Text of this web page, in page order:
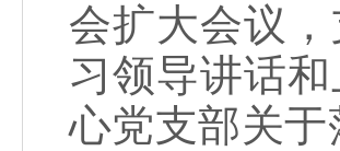
会扩大会议
习领导讲话
心党支部关